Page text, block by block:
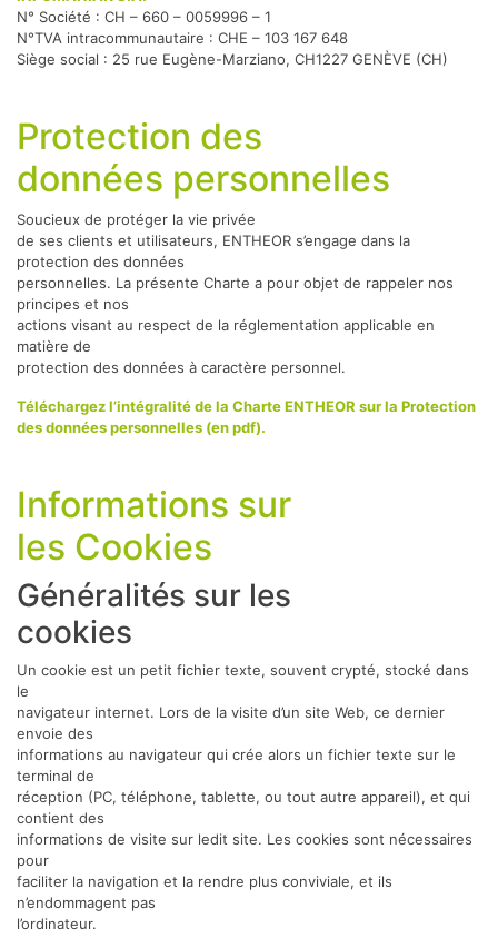
N° Société : CH – 660 – 0059996 – 1
N°TVA intracommunautaire : CHE – 103 167 648
Siège social : 25 rue Eugène-Marziano, CH1227 GENÈVE (CH)
Protection des
données personnelles
Soucieux de protéger la vie privée
de ses clients et utilisateurs, ENTHEOR s’engage dans la
protection des données
personnelles. La présente Charte a pour objet de rappeler nos
principes et nos
actions visant au respect de la réglementation applicable en
matière de
protection des données à caractère personnel.
Téléchargez l’intégralité de la Charte ENTHEOR sur la Protection
des données personnelles (en pdf).
Informations sur
les Cookies
Généralités sur les
cookies
Un cookie est un petit fichier texte, souvent crypté, stocké dans
le
navigateur internet. Lors de la visite d’un site Web, ce dernier
envoie des
informations au navigateur qui crée alors un fichier texte sur le
terminal de
réception (PC, téléphone, tablette, ou tout autre appareil), et qui
contient des
informations de visite sur ledit site. Les cookies sont nécessaires
pour
faciliter la navigation et la rendre plus conviviale, et ils
n’endommagent pas
l’ordinateur.